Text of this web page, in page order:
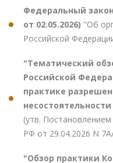
Федеральный
от 02.05.2026) "Об
Российской
"Тематический
Российской
практике
(утв.
РФ от 29.04.2026 N
"Обзор практики